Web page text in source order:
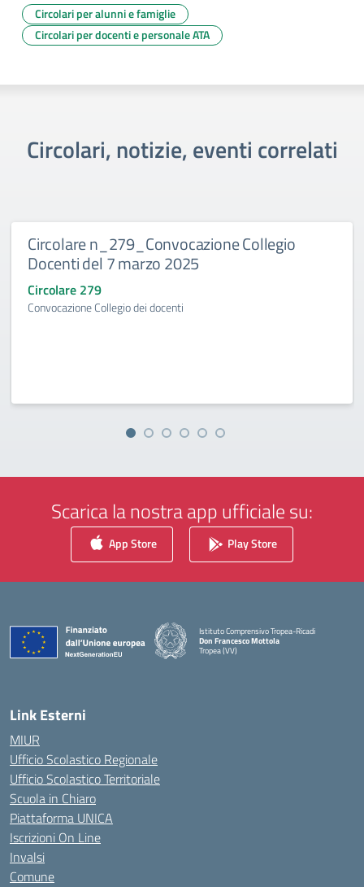
Circolari per alunni e famiglie
Circolari per docenti e personale ATA
Circolari, notizie, eventi correlati
Circolare n_279_Convocazione Collegio
Docenti del 7 marzo 2025
Circolare 279
Convocazione Collegio dei docenti
Scarica la nostra app ufficiale su:
App Store Play Store
Istituto Comprensivo Tropea-Ricadi
Don Francesco Mottola
Tropea (VV)
— Visita la pagina iniziale della scuola
Link Esterni
MIUR
Ufficio Scolastico Regionale
Ufficio Scolastico Territoriale
Scuola in Chiaro
Piattaforma UNICA
Iscrizioni On Line
Invalsi
Comune